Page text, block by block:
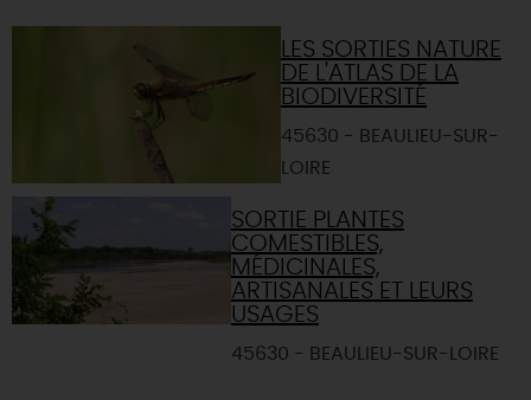
LES SORTIES NATURE
DE L'ATLAS DE LA
BIODIVERSITÉ
45630 - BEAULIEU-SUR-
LOIRE
SORTIE PLANTES
COMESTIBLES,
MÉDICINALES,
ARTISANALES ET LEURS
USAGES
45630 - BEAULIEU-SUR-LOIRE